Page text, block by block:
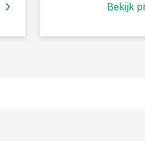
Bekijk